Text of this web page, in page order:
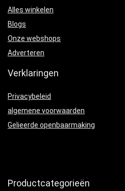
Alles winkelen
Blogs
Onze webshops
Adverteren
Verklaringen
Privacybeleid
algemene voorwaarden
Gelieerde openbaarmaking
Productcategorieën